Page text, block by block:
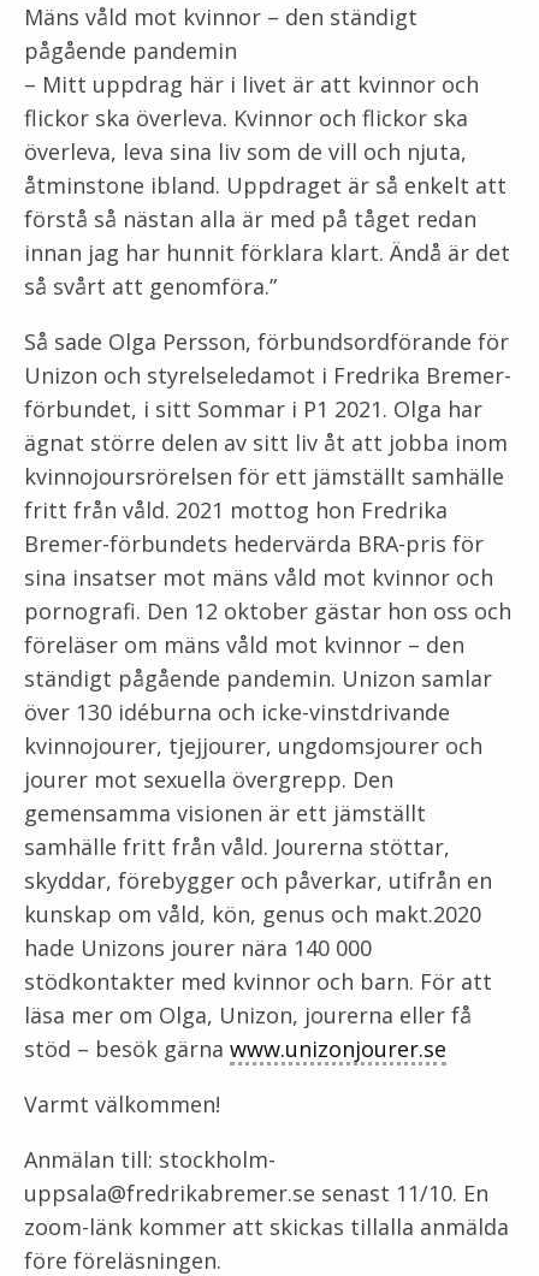
Mäns våld mot kvinnor – den ständigt
pågående pandemin
– Mitt uppdrag här i livet är att kvinnor och
flickor ska överleva. Kvinnor och flickor ska
överleva, leva sina liv som de vill och njuta,
åtminstone ibland. Uppdraget är så enkelt att
förstå så nästan alla är med på tåget redan
innan jag har hunnit förklara klart. Ändå är det
så svårt att genomföra.”
Så sade Olga Persson, förbundsordförande för
Unizon och styrelseledamot i Fredrika Bremer-
förbundet, i sitt Sommar i P1 2021. Olga har
ägnat större delen av sitt liv åt att jobba inom
kvinnojoursrörelsen för ett jämställt samhälle
fritt från våld. 2021 mottog hon Fredrika
Bremer-förbundets hedervärda BRA-pris för
sina insatser mot mäns våld mot kvinnor och
pornografi. Den 12 oktober gästar hon oss och
föreläser om mäns våld mot kvinnor – den
ständigt pågående pandemin. Unizon samlar
över 130 idéburna och icke-vinstdrivande
kvinnojourer, tjejjourer, ungdomsjourer och
jourer mot sexuella övergrepp. Den
gemensamma visionen är ett jämställt
samhälle fritt från våld. Jourerna stöttar,
skyddar, förebygger och påverkar, utifrån en
kunskap om våld, kön, genus och makt.2020
hade Unizons jourer nära 140 000
stödkontakter med kvinnor och barn. För att
läsa mer om Olga, Unizon, jourerna eller få
stöd – besök gärna www.unizonjourer.se
Varmt välkommen!
Anmälan till: stockholm-
uppsala@fredrikabremer.se senast 11/10. En
zoom-länk kommer att skickas tillalla anmälda
före föreläsningen.